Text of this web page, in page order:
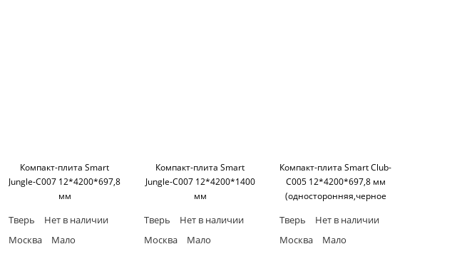
Компакт-плита Smart
Jungle-C007 12*4200*697,8
мм
основание) SM'art
Тверь
Нет в наличии
Москва
Мало
Компакт-плита Smart
Jungle-C007 12*4200*1400
мм
основание) SM'art
Тверь
Нет в наличии
Москва
Мало
Компакт-плита Smart Club-
C005 12*4200*697,8 мм
(односторонняя,черное
Тверь
Нет в наличии
Москва
Мало